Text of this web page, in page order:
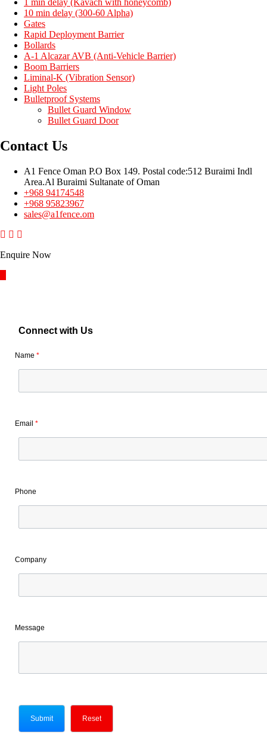
1 min delay (Kavach with honeycomb)
10 min delay (300-60 Alpha)
Gates
Rapid Deployment Barrier
Bollards
A-1 Alcazar AVB (Anti-Vehicle Barrier)
Boom Barriers
Liminal-K (Vibration Sensor)
Light Poles
Bulletproof Systems
Bullet Guard Window
Bullet Guard Door
Contact Us
A1 Fence Oman P.O Box 149. Postal code:512 Buraimi Indl
Area.Al Buraimi Sultanate of Oman
+968 94174548
+968 95823967
sales@a1fence.om
Enquire Now
Connect with Us
Name *
Email *
Phone
Company
Message